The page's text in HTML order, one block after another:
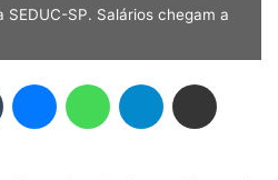
SP. Salários chegam a